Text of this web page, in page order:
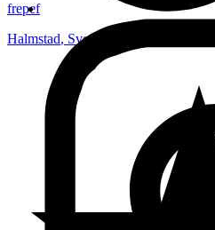
frepef
Halmstad, Sverige